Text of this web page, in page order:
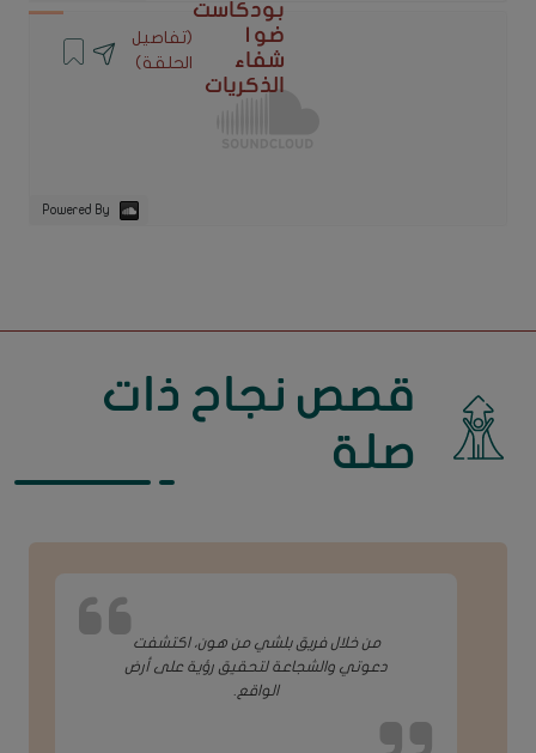
بودكاست
ضو |
شفاء
الذكريات
(تفاصيل
الحلقة)
Powered By
قصص نجاح ذات
صلة
من خلال فريق بلشي من هون، اكتشفت
دعوتي والشجاعة لتحقيق رؤية على أرض
الواقع.